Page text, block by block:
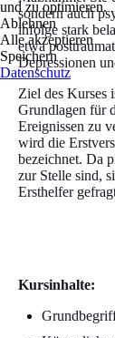
sondern auch
infolge stark
etwa
Depressionen
Ziel des Kurses
Grundlagen für
Ereignissen zu
wird die
bezeichnet. Da
zur Stelle sind,
Ersthelfer
Kursinhalte:
und zu optimieren.
Ablehnen
Alle akzeptieren
Speichern
Datenschutz